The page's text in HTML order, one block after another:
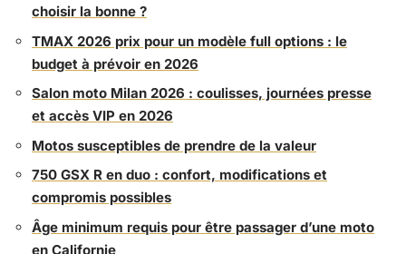
choisir la bonne ?
TMAX 2026 prix pour un modèle full options : le
budget à prévoir en 2026
Salon moto Milan 2026 : coulisses, journées presse
et accès VIP en 2026
Motos susceptibles de prendre de la valeur
750 GSX R en duo : confort, modifications et
compromis possibles
Âge minimum requis pour être passager d’une moto
en Californie